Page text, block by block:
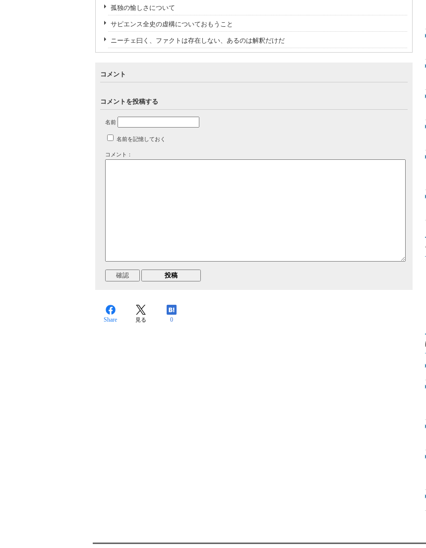
孤独の愉しさについて
サピエンス全史の虚構についておもうこと
ニーチェ曰く、ファクトは存在しない、あるのは解釈だけだ
コメント
コメントを投稿する
名前
名前を記憶しておく
コメント：
Share 見る 0